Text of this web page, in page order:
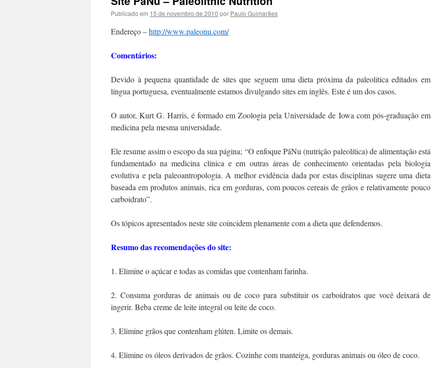
conteúdo
Publicado em 15 de novembro de 2010 por Paulo Guimarães
Endereço –http://www.paleonu.com/
Comentários:
Devido à pequena quantidade de sites que seguem uma dieta próxima da paleolítica editados em
língua portuguesa, eventualmente estamos divulgando sites em inglês. Este é um dos casos.
O autor, Kurt G. Harris, é formado em Zoologia pela Universidade de Iowa com pós-graduação em
medicina pela mesma universidade.
Ele resume assim o escopo da sua página; “O enfoque PãNu (nutrição paleolítica) de alimentação está
fundamentado na medicina clínica e em outras áreas de conhecimento orientadas pela biologia
evolutiva e pela paleoantropologia. A melhor evidência dada por estas disciplinas sugere uma dieta
baseada em produtos animais, rica em gorduras, com poucos cereais de grãos e relativamente pouco
carboidrato”.
Os tópicos apresentados neste site coincidem plenamente com a dieta que defendemos.
Resumo das recomendações do site:
1. Elimine o açúcar e todas as comidas que contenham farinha.
2. Consuma gorduras de animais ou de coco para substituir os carboidratos que você deixará de
ingerir. Beba creme de leite integral ou leite de coco.
3. Elimine grãos que contenham glúten. Limite os demais.
4. Elimine os óleos derivados de grãos. Cozinhe com manteiga, gorduras animais ou óleo de coco.